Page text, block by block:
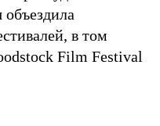
в том
Film Festival